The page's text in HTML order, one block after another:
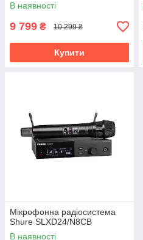
В наявності
9 799 ₴ 10 299 ₴
Купити
Мікрофонна радіосистема
Shure SLXD24/N8CB
В наявності